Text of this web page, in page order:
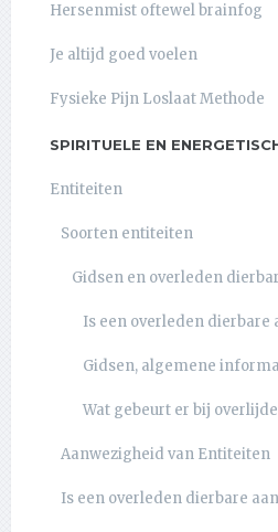
Hersenmist oftewel brainfog
Je altijd goed voelen
Fysieke Pijn Loslaat Methode
SPIRITUELE EN
Entiteiten
Soorten entiteiten
Gidsen en overleden
Is een overleden dierbare
Gidsen, algemene
Wat gebeurt er bij
Aanwezigheid van Entiteiten
Is een overleden dierbare